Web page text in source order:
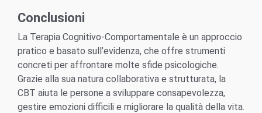
Conclusioni
La Terapia Cognitivo-Comportamentale è un approccio
pratico e basato sull’evidenza, che offre strumenti
concreti per affrontare molte sfide psicologiche.
Grazie alla sua natura collaborativa e strutturata, la
CBT aiuta le persone a sviluppare consapevolezza,
gestire emozioni difficili e migliorare la qualità della vita.